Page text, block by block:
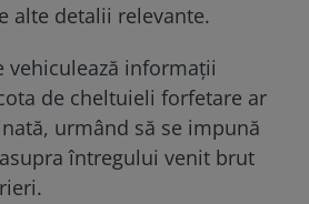
alte detalii relevante.
vehiculează informații
de cheltuieli forfetare ar
urmând să se impună
întregului venit brut